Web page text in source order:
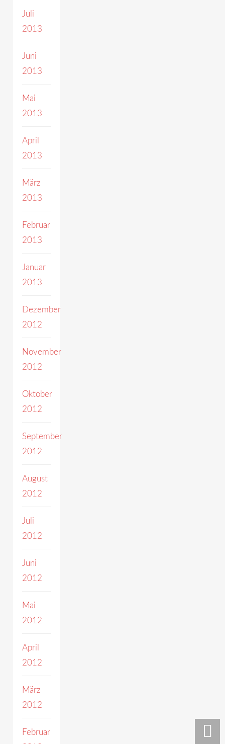
Juli
2013
Juni
2013
Mai
2013
April
2013
März
2013
Februar
2013
Januar
2013
Dezember
2012
November
2012
Oktober
2012
September
2012
August
2012
Juli
2012
Juni
2012
Mai
2012
April
2012
März
2012
Februar